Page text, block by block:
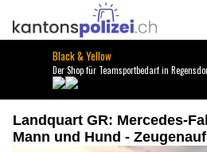
Landquart GR: Mercedes-
Mann und Hund -